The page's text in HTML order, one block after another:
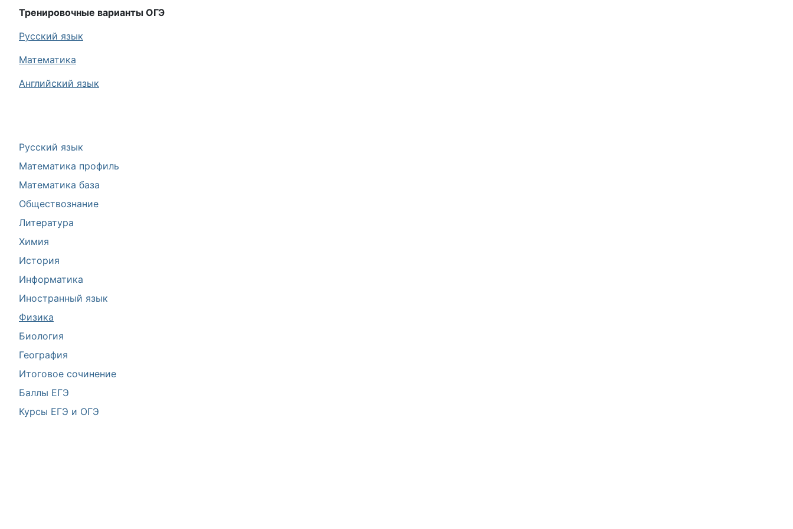
Русский язык
Математика профиль
Математика база
Обществознание
Литература
Химия
История
Информатика
Иностранный язык
Физика
Биология
География
Итоговое сочинение
Баллы ЕГЭ
Курсы ЕГЭ и ОГЭ
Тренировочные варианты ОГЭ
Русский язык
Математика
Английский язык